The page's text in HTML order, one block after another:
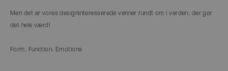
Men det er vores designinteresserede venner rundt om i verden, der gør
det hele værd!
Form. Function. Emotions